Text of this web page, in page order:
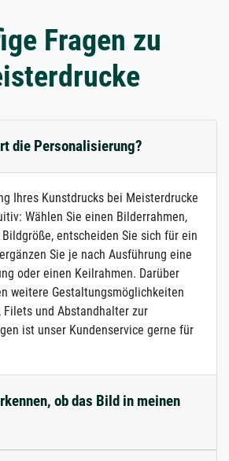
Fragen zu
die Personalisierung?
Ihres Kunstdrucks bei Meisterdrucke
Wählen Sie einen Bilderrahmen,
entscheiden Sie sich für ein
Sie je nach Ausführung eine
oder einen Keilrahmen. Darüber
weitere Gestaltungsmöglichkeiten
Filets und Abstandhalter zur
ist unser Kundenservice gerne für
ob das Bild in meinen